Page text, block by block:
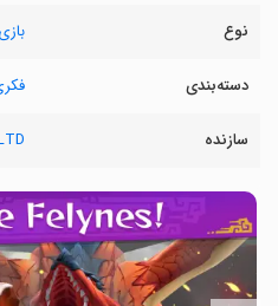
نوع
دسته‌بندی
سازنده